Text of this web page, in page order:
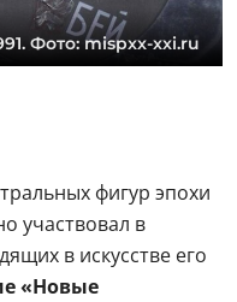
Фото: mispxx-xxi.ru
фигур эпохи
участвовал в
в искусстве его
«Новые